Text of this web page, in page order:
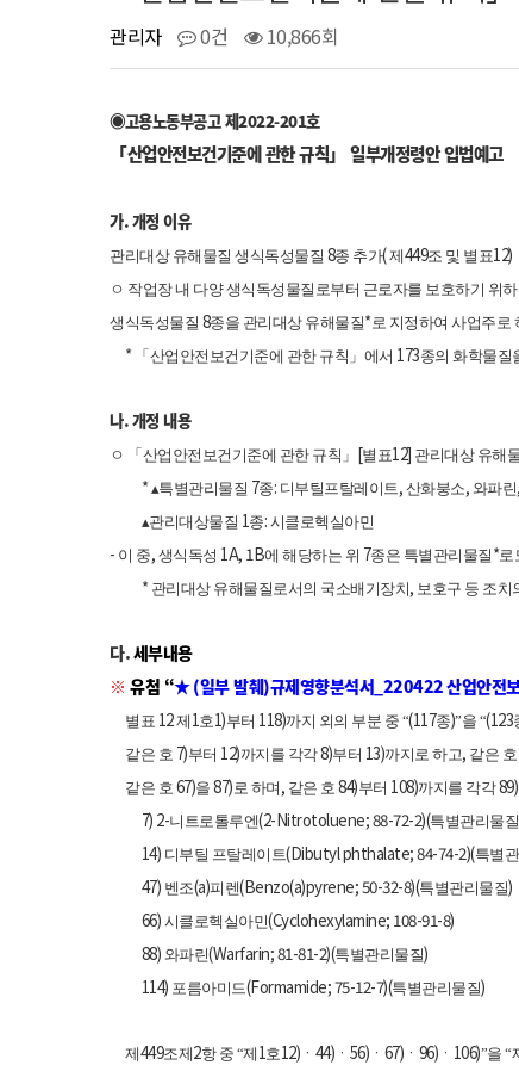
관리자 0건 10,866회
◉고용노동부공고 제2022-201호
「산업안전보건기준에 관한 규칙」 일부개정령안 입법예고
가.개정 이유
관리대상 유해물질 생식독성물질 8종 추가(제449조 및 별표12)
ㅇ 작업장 내 다양 생식독성물질로부터 근로자를 보호하기 위
생식독성물질 8종을 관리대상 유해물질*로 지정하여 사업주로
* 「산업안전보건기준에 관한 규칙」에서 173종의 화학물질
나.개정 내용
ㅇ 「산업안전보건기준에 관한 규칙」 [별표12] 관리대상 유해
*▴특별관리물질 7종: 디부틸프탈레이트, 산화붕소, 와파린,
▴관리대상물질 1종: 시클로헥실아민
- 이 중, 생식독성 1A, 1B에 해당하는 위 7종은 특별관리물질 *로
* 관리대상 유해물질로서의 국소배기장치, 보호구 등 조치
다.세부내용
※ 유첨 “★(일부 발췌)규제영향분석서 _220422산업안전
별표 12제 1호1)부터 118)까지 외의 부분 중 “(117종)”을 “(123
같은 호 7)부터 12)까지를 각각8)부터 13)까지로 하고, 같은 호
같은 호 67)을 87)로 하며 , 같은 호 84)부터 108)까지를 각각89)
7) 2-니트로톨루엔(2-Nitrotoluene; 88-72-2)(특별관리물질
14) 디부틸 프탈레이트(Dibutyl phthalate; 84-74-2)(특별
47) 벤조(a)피렌(Benzo(a)pyrene; 50-32-8)(특별관리물질)
66) 시클로헥실아민(Cyclohexylamine; 108-91-8)
88) 와파린(Warfarin; 81-81-2)(특별관리물질)
114) 포름아미드(Formamide; 75-12-7)(특별관리물질)
제449조제2항 중 “제 1호12) ㆍ 44) ㆍ 56) ㆍ 67) ㆍ 96) ㆍ 106)”을 “